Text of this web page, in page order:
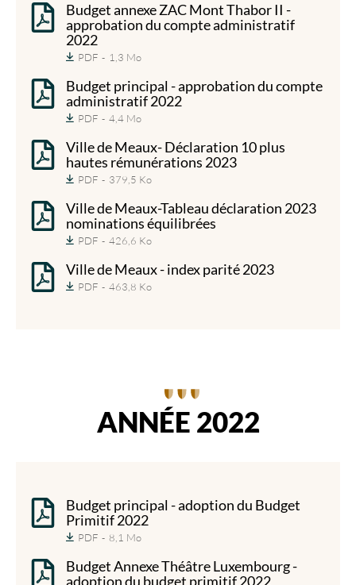
Budget annexe ZAC Mont Thabor II -
approbation du compte administratif
2022
PDF 1,3 Mo
Budget principal - approbation du compte
administratif 2022
PDF 4,4 Mo
Ville de Meaux- Déclaration 10 plus
hautes rémunérations 2023
PDF 379,5 Ko
Ville de Meaux-Tableau déclaration 2023
nominations équilibrées
PDF 426,6 Ko
Ville de Meaux - index parité 2023
PDF 463,8 Ko
ANNÉE 2022
Budget principal - adoption du Budget
Primitif 2022
PDF 8,1 Mo
Budget Annexe Théâtre Luxembourg -
adoption du budget primitif 2022